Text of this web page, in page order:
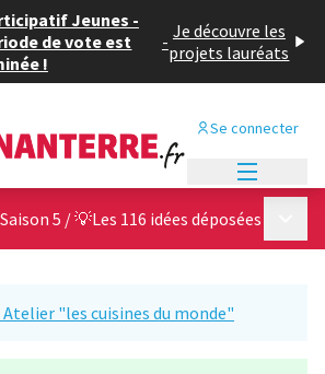
Jeunes -
de vote est
!
- Je découvre les
projets lauréats
Se connecter
5 /💡Les 116 idées déposées
Atelier "les cuisines du monde"